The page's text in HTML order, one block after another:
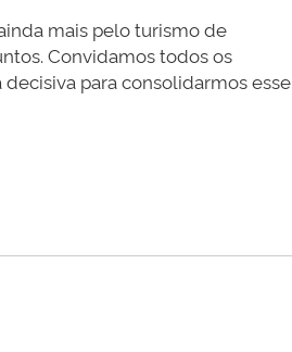
mais pelo turismo de
Convidamos todos os
para consolidarmos esse